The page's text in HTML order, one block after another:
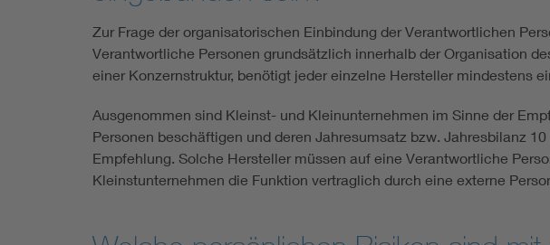
Zur Frage der organisatorischen Einbindung der Verantwortlichen
Verantwortliche Personen grundsätzlich innerhalb der Organisation
einer Konzernstruktur, benötigt jeder einzelne Hersteller mindestens
Ausgenommen sind Kleinst- und Kleinunternehmen im Sinne der
Personen beschäftigen und deren Jahresumsatz bzw. Jahresbilanz
Empfehlung. Solche Hersteller müssen auf eine Verantwortliche
Kleinstunternehmen die Funktion vertraglich durch eine externe